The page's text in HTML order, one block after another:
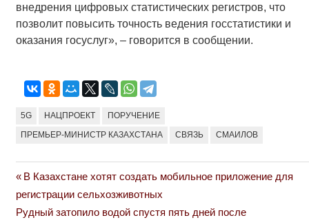
внедрения цифровых статистических регистров, что
позволит повысить точность ведения госстатистики и
оказания госуслуг», – говорится в сообщении.
5G НАЦПРОЕКТ ПОРУЧЕНИЕ
ПРЕМЬЕР-МИНИСТР КАЗАХСТАНА СВЯЗЬ СМАИЛОВ
Навигация
по
Previous
Post:
В Казахстане хотят создать мобильное приложение для
регистрации сельхозживотных
Next
Рудный затопило водой спустя пять дней после